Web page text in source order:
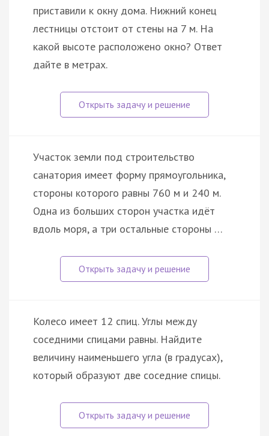
приставили к окну дома. Нижний конец
лестницы отстоит от стены на 7 м. На
какой высоте расположено окно? Ответ
дайте в метрах.
Участок земли под строительство
санатория имеет форму прямоугольника,
стороны которого равны 760 м и 240 м.
Одна из больших сторон участка идёт
вдоль моря, а три остальные стороны …
Колесо имеет 12 спиц. Углы между
соседними спицами равны. Найдите
величину наименьшего угла (в градусах),
который образуют две соседние спицы.